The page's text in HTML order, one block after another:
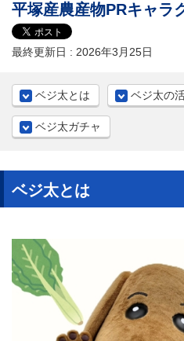
平塚産農産物PRキャラ
最終更新日 : 2026年3月25日
ベジ太とは ベジ太の
ベジ太ガチャ
ベジ太とは